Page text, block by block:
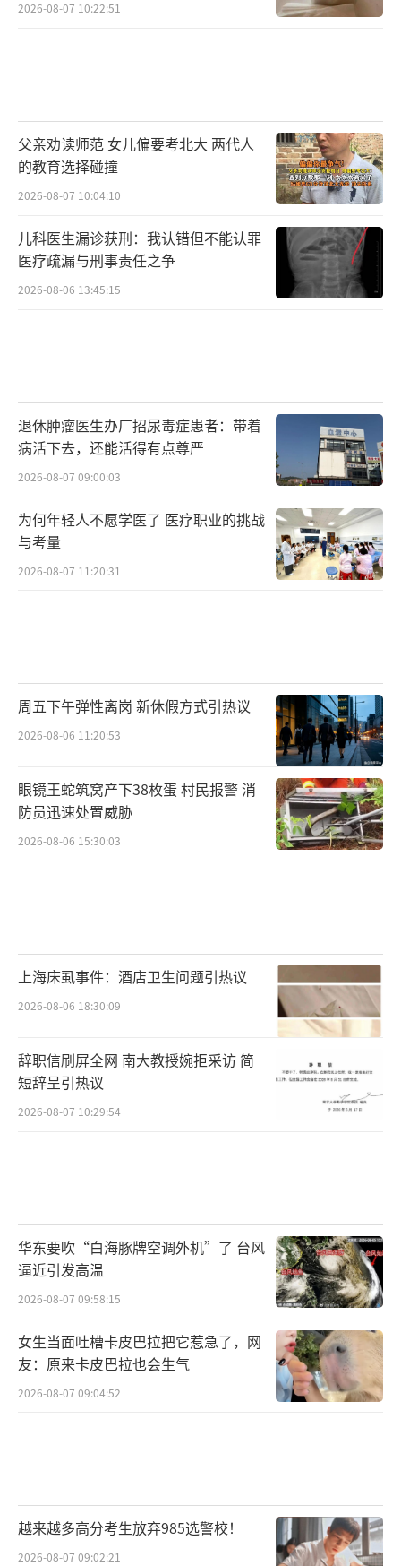
2026-08-07 10:22:51
父亲劝读师范 女儿偏要考北大 两代人
的教育选择碰撞
2026-08-07 10:04:10
儿科医生漏诊获刑：我认错但不能认罪
医疗疏漏与刑事责任之争
2026-08-06 13:45:15
退休肿瘤医生办厂招尿毒症患者：带着
病活下去，还能活得有点尊严
2026-08-07 09:00:03
为何年轻人不愿学医了 医疗职业的挑战
与考量
2026-08-07 11:20:31
周五下午弹性离岗 新休假方式引热议
2026-08-06 11:20:53
眼镜王蛇筑窝产下38枚蛋 村民报警 消
防员迅速处置威胁
2026-08-06 15:30:03
上海床虱事件：酒店卫生问题引热议
2026-08-06 18:30:09
辞职信刷屏全网 南大教授婉拒采访 简
短辞呈引热议
2026-08-07 10:29:54
华东要吹“白海豚牌空调外机”了 台风
逼近引发高温
2026-08-07 09:58:15
女生当面吐槽卡皮巴拉把它惹急了，网
友：原来卡皮巴拉也会生气
2026-08-07 09:04:52
越来越多高分考生放弃985选警校！
2026-08-07 09:02:21